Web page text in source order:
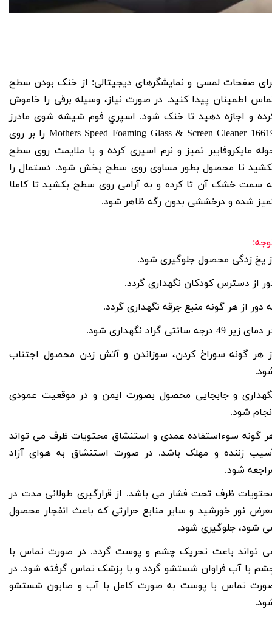
صفحات لمسی و نمایشگرهای دیجیتالی: از خنک بودن سطح
اطمینان پیدا کنید. در صورت نیاز، وسیله برقی را خاموش
و اجازه دهید تا خنک شود. اسپري فوم شيشه شوی مادرز
Mothers Speed Foaming Glass & Screen Cleaner
را بر روی
مایکروفایبر تمیز و نرم اسپری کرده و با ملایمت روی سطح
تا محصول بطور مساوی روی سطح پخش شود. دستمال را
سمت خشک آن تا کرده و به آرامی روی سطح بکشید تا کاملا
شده و درخششی بدون رگه ظاهر شود.
یخ زدگی محصول جلوگیری شود.
از دسترس کودکان نگهداری گردد.
دور از هر گونه منبع جرقه نگهداری گردد.
زیر 49 درجه سانتی گراد نگهداری شود
.
هر گونه سوراخ کردن، سوزاندن و آتش زدن محصول اجتناب
.
و جابجایی محصول بصورت ایمن و در موقعیت عمودی
شود.
گونه سوءاستفاده عمدی و استنشاق محتویات ظرف می تواند
زننده و مهلک باشد. در صورت استنشاق به هوای آزاد
شود.
ظرف تحت فشار می باشد. از قرارگیری طولانی مدت در
نور خورشید و سایر منابع حرارتی که باعث انفجار محصول
شود، جلوگیری شود.
تواند باعث تحریک چشم و پوست گردد. در صورت تماس با
با آب فراوان شستشو گردد و با پزشک تماس گرفته شود. در
تماس با پوست به صورت کامل با آب و صابون شستشو
.